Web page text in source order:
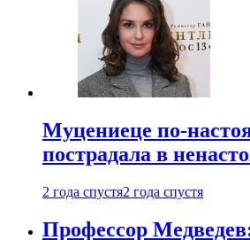
Муцениеце по-
пострадала в
2 года спустя2 года спустя
Профессор